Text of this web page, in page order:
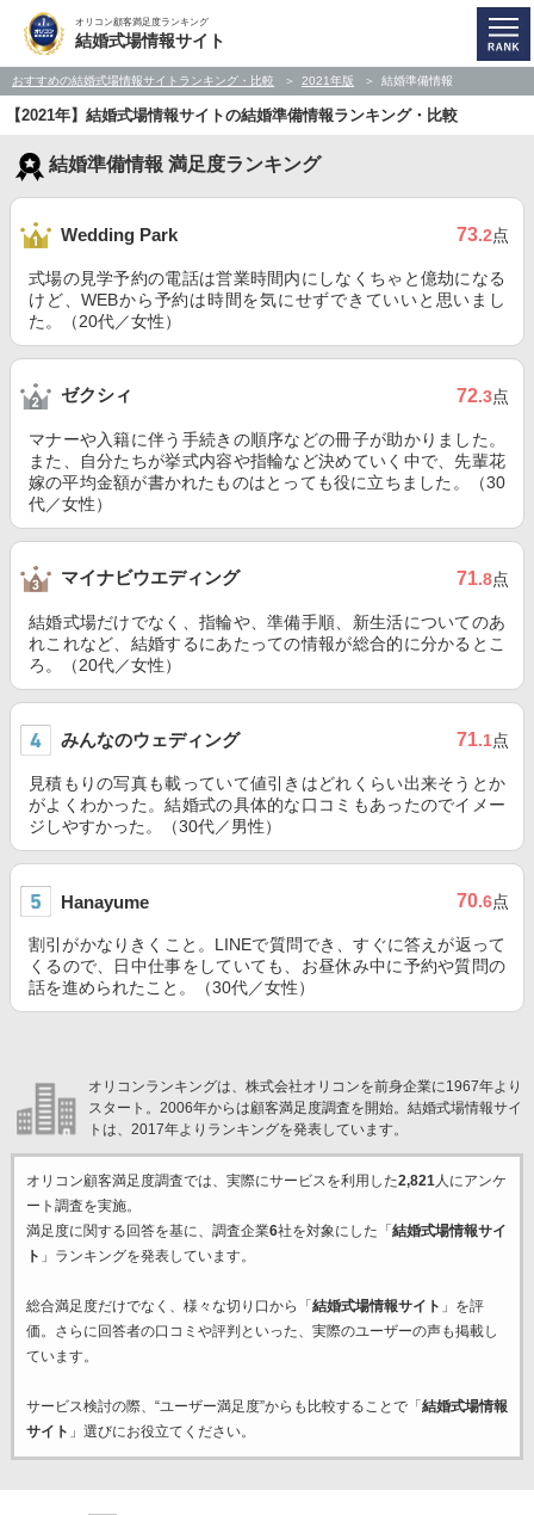
オリコン顧客満足度ランキング
結婚式場情報サイト
おすすめの結婚式場情報サイトランキング・比較 2021年版 結婚準備情報
【2021年】結婚式場情報サイトの結婚準備情報ランキング・比較
結婚準備情報 満足度ランキング
Wedding Park 73.2点
式場の見学予約の電話は営業時間内にしなくちゃと億劫になる
けど、WEBから予約は時間を気にせずできていいと思いまし
た。（20代／女性）
ゼクシィ 72.3点
マナーや入籍に伴う手続きの順序などの冊子が助かりました。
また、自分たちが挙式内容や指輪など決めていく中で、先輩花
嫁の平均金額が書かれたものはとっても役に立ちました。（30
代／女性）
マイナビウエディング 71.8点
結婚式場だけでなく、指輪や、準備手順、新生活についてのあ
れこれなど、結婚するにあたっての情報が総合的に分かるとこ
ろ。（20代／女性）
みんなのウェディング 71.1点
見積もりの写真も載っていて値引きはどれくらい出来そうとか
がよくわかった。結婚式の具体的な口コミもあったのでイメー
ジしやすかった。（30代／男性）
Hanayume 70.6点
割引がかなりきくこと。LINEで質問でき、すぐに答えが返って
くるので、日中仕事をしていても、お昼休み中に予約や質問の
話を進められたこと。（30代／女性）
オリコンランキングは、株式会社オリコンを前身企業に1967年より
スタート。2006年からは顧客満足度調査を開始。結婚式場情報サイ
トは、2017年よりランキングを発表しています。
オリコン顧客満足度調査では、実際にサービスを利用した2,821人にアンケ
ート調査を実施。
満足度に関する回答を基に、調査企業6社を対象にした「 結婚式場情報サイ
ト 」ランキングを発表しています。
総合満足度だけでなく、様々な切り口から「 結婚式場情報サイト 」を評
価。さらに回答者の口コミや評判といった、実際のユーザーの声も掲載し
ています。
サービス検討の際、“ユーザー満足度”からも比較することで「 結婚式場情報
サイト 」選びにお役立てください。